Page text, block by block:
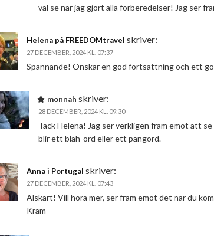
väl se när jag gjort alla förberedelser! Jag ser
Helena på FREEDOMtravel skriver:
27 DECEMBER, 2024 KL. 07:37
Spännande! Önskar en god fortsättning och ett
monnah skriver:
28 DECEMBER, 2024 KL. 09:30
Tack Helena! Jag ser verkligen fram emot att
blir ett blah-ord eller ett pangord.
Anna i Portugal skriver:
27 DECEMBER, 2024 KL. 07:43
Älskart! Vill höra mer, ser fram emot det när du
Kram